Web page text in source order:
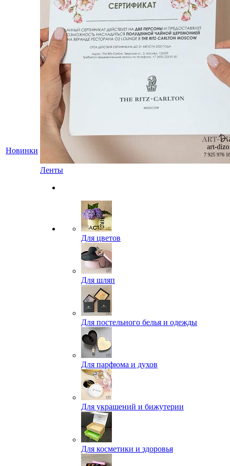
Новинки
Ленты
Для цветов
Для шляп
Для постельного белья и одежды
Для парфюма и духов
Для украшений и бижутерии
Для косметики и здоровья